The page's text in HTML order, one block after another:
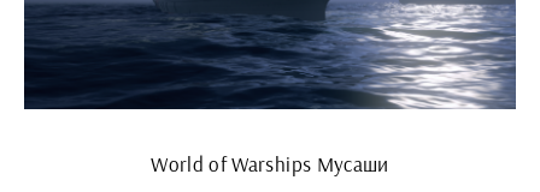
World of Warships Мусаши